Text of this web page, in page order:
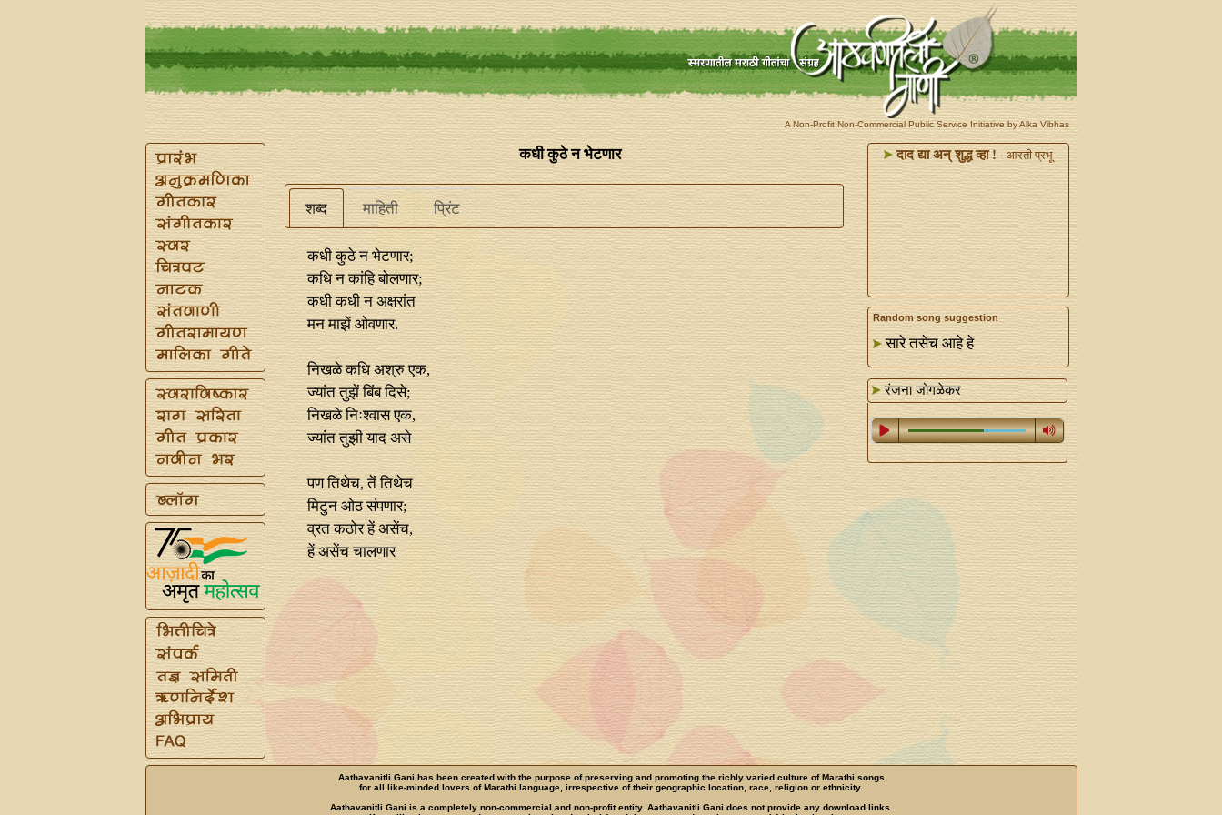
A Non-Profit Non-Commercial Public Service Initiative by Alka Vibhas
कधी कुठे न भेटणार
शब्द माहिती प्रिंट
कधी कुठे न भेटणार;
कधि न कांहि बोलणार;
कधी कधी न अक्षरांत
मन माझें ओवणार.
निखळे कधि अश्रु एक,
ज्यांत तुझें बिंब दिसे;
निखळे निःश्वास एक,
ज्यांत तुझी याद असे
पण तिथेच, तें तिथेच
मिटुन ओठ संपणार;
व्रत कठोर हें असेंच,
हें असेंच चालणार
दाद द्या अन्‌ शुद्ध व्हा ! - आरती प्रभू
Random song suggestion
सारे तसेच आहे हे
रंजना जोगळेकर
Aathavanitli Gani has been created with the purpose of preserving and promoting the richly varied culture of Marathi songs
for all like-minded lovers of Marathi language, irrespective of their geographic location, race, religion or ethnicity.
Aathavanitli Gani is a completely non-commercial and non-profit entity. Aathavanitli Gani does not provide any download links.